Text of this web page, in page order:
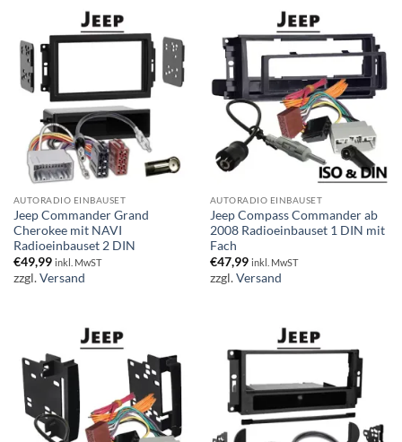
AUTORADIO EINBAUSET
Jeep Commander Grand
Cherokee mit NAVI
Radioeinbauset 2 DIN
€49,99 inkl. MwST
zzgl.Versand
AUTORADIO EINBAUSET
Jeep Compass Commander ab
2008 Radioeinbauset 1 DIN mit
Fach
€47,99 inkl. MwST
zzgl.Versand